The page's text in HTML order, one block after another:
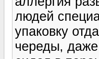
людей
упаковку
череды,